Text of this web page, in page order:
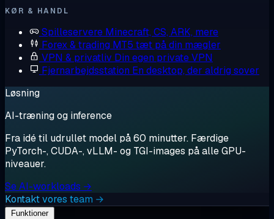
KØR & HANDL
Spilleservere Minecraft, CS, ARK, mere
Forex & trading MT5 tæt på din mægler
VPN & privatliv Din egen private VPN
Fjernarbejdsstation En desktop, der aldrig sover
Løsning
AI-træning og inference
Fra idé til udrullet model på 60 minutter. Færdige
PyTorch-, CUDA-, vLLM- og TGI-images på alle GPU-
niveauer.
Se AI-workloads →
Kontakt vores team →
Funktioner